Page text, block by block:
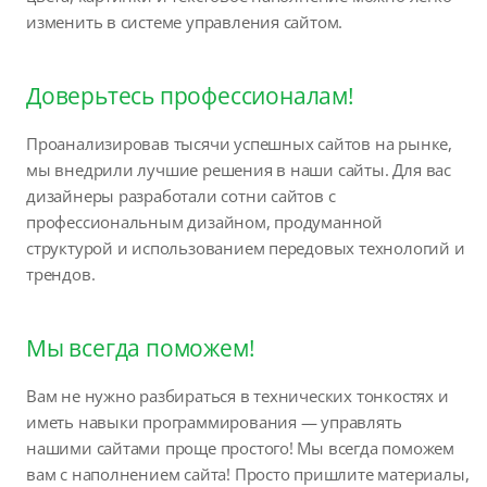
изменить в системе управления сайтом.
Доверьтесь профессионалам!
Проанализировав тысячи успешных сайтов на рынке,
мы внедрили лучшие решения в наши сайты. Для вас
дизайнеры разработали сотни сайтов с
профессиональным дизайном, продуманной
структурой и использованием передовых технологий и
трендов.
Мы всегда поможем!
Вам не нужно разбираться в технических тонкостях и
иметь навыки программирования — управлять
нашими сайтами проще простого! Мы всегда поможем
вам с наполнением сайта! Просто пришлите материалы,